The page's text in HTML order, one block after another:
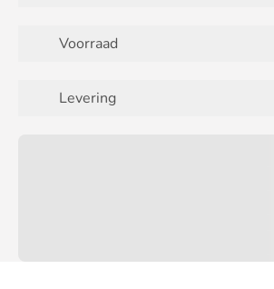
Voorraad
Levering